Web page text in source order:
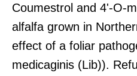
Coumestrol and 4'-O-
alfalfa grown in
effect of a foliar
medicaginis (Lib)).